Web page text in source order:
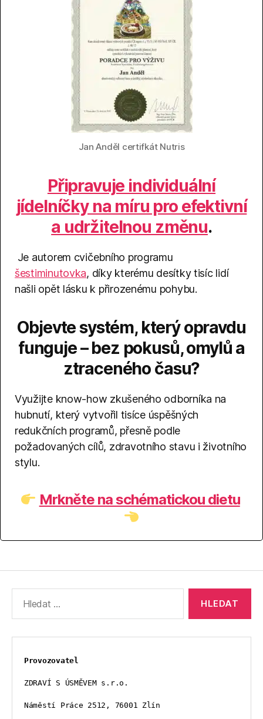
Jan Anděl certifkát Nutris
Připravuje individuální
jídelníčky na míru pro efektivní
a udržitelnou změnu.
Je autorem cvičebního programu
šestiminutovka, díky kterému desítky tisíc lidí
našli opět lásku k přirozenému pohybu.
Objevte systém, který opravdu
funguje – bez pokusů, omylů a
ztraceného času?
Využijte know-how zkušeného odborníka na
hubnutí, který vytvořil tisíce úspěšných
redukčních programů, přesně podle
požadovaných cílů, zdravotního stavu i životního
stylu.
Mrkněte na schématickou dietu
vyhledávání:
Provozovatel
ZDRAVÍ S ÚSMĚVEM s.r.o.
Náměstí Práce 2512, 76001 Zlín